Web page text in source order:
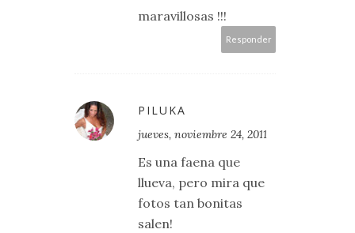
maravillosas !!!
Responder
PILUKA
jueves, noviembre 24, 2011
Es una faena que
llueva, pero mira que
fotos tan bonitas
salen!